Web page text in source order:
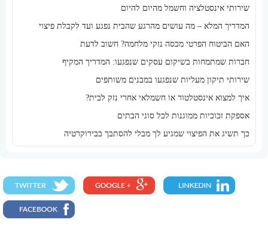
שירותי אינסטלציה וחשמל מהיום להיום
המדריך המלא – מה עושים מהרגע שהבית נפגע ועד לקבלת פיצוי
האם הביטוח הפרטי מכסה נזקי מלחמה? חשוב לדעת
חברות שמתמחות בשיקום עסקים שנפגעו: המדריך המקיף
שירותי תיקון מעליות שנפגעו במבנים משותפים
איך למצוא אינסטלטור או חשמלאי אחרי נזק לבית?
אספקת זכוכיות ממוגנות לכל סוגי הבתים
כך תשיג את הפיצוי שמגיע לך מבלי להסתבך בבירוקרטיה